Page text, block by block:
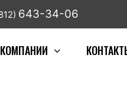
643-34-06